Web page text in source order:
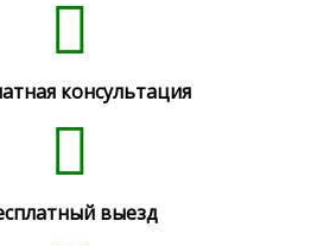
консультация
выезд